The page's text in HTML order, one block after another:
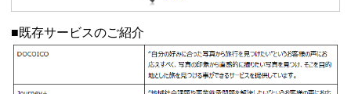
■既存サービスのご紹介